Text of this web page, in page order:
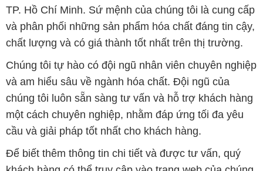
TP. Hồ Chí Minh. Sứ mệnh của chúng tôi là cung cấp
và phân phối những sản phẩm hóa chất đáng tin cậy,
chất lượng và có giá thành tốt nhất trên thị trường.
Chúng tôi tự hào có đội ngũ nhân viên chuyên nghiệp
và am hiểu sâu về ngành hóa chất. Đội ngũ của
chúng tôi luôn sẵn sàng tư vấn và hỗ trợ khách hàng
một cách chuyên nghiệp, nhằm đáp ứng tối đa yêu
cầu và giải pháp tốt nhất cho khách hàng.
Để biết thêm thông tin chi tiết và được tư vấn, quý